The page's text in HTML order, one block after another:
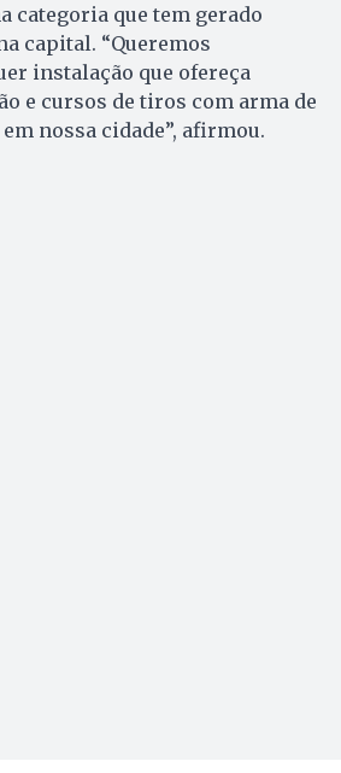
categoria que tem gerado
capital. “Queremos
instalação que ofereça
e cursos de tiros com arma de
nossa cidade”, afirmou.